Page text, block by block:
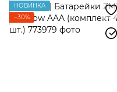
НОВИНКА
−30%